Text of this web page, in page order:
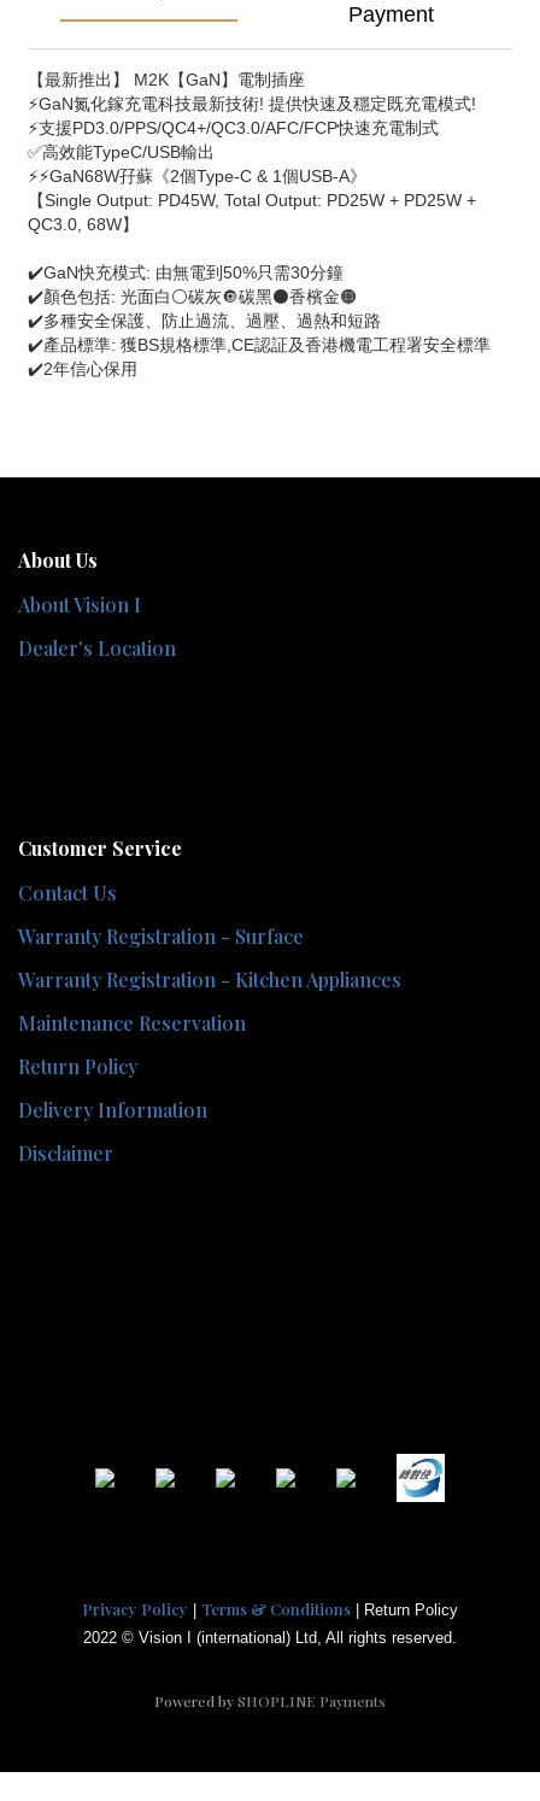
Payment
【最新推出】 M2K【GaN】電制插座
⚡GaN氮化鎵充電科技最新技術! 提供快速及穩定既充電模式!
⚡支援PD3.0/PPS/QC4+/QC3.0/AFC/FCP快速充電制式
✅高效能TypeC/USB輸出
⚡⚡GaN68W孖蘇《2個Type-C & 1個USB-A》
【Single Output: PD45W, Total Output: PD25W + PD25W +
QC3.0, 68W】
✔️GaN快充模式: 由無電到50%只需30分鐘
✔️顏色包括: 光面白⚪碳灰🔘碳黑⚫香檳金🟠
✔️多種安全保護、防止過流、過壓、過熱和短路
✔️產品標準: 獲BS規格標準,CE認証及香港機電工程署安全標準
✔️2年信心保用
About Us
About Vision I
Dealer's Location
Customer Service
Contact Us
Warranty Registration - Surface
Warranty Registration - Kitchen Appliances
Maintenance Reservation
Return Policy
Delivery Information
Disclaimer
Privacy Policy Terms & Conditions | Return Policy
2022 © Vision I (international) Ltd, All rights reserved.
Powered bySHOPLINE Payments